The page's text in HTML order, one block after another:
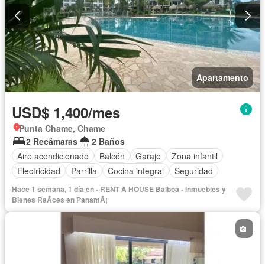
Apartamento
USD$ 1,400/mes
Punta Chame, Chame
2 Recámaras
2 Baños
Aire acondicionado
Balcón Garaje
Zona infantil
Electricidad
Parrilla Cocina integral
Seguridad
Piscina
Agua
Hace 1 semana, 1 día en - RENT A HOUSE Balboa - Inmuebles y
Bienes RaÃ­ces en PanamÃ¡